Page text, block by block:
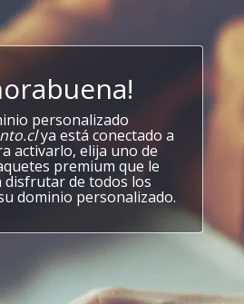
personalizado
ya está conectado a
activarlo, elija uno de
premium que le
de todos los
dominio personalizado.